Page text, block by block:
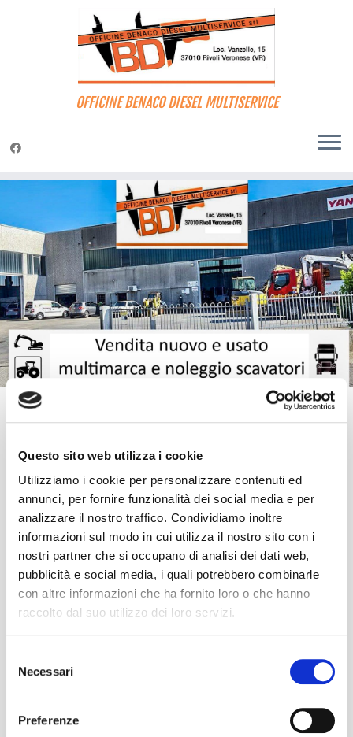
Questo sito web utilizza i cookie
Utilizziamo i cookie per personalizzare contenuti ed
annunci, per fornire funzionalità dei social media e per
analizzare il nostro traffico. Condividiamo inoltre
informazioni sul modo in cui utilizza il nostro sito con i
nostri partner che si occupano di analisi dei dati web,
pubblicità e social media, i quali potrebbero combinarle
con altre informazioni che ha fornito loro o che hanno
raccolto dal suo utilizzo dei loro servizi.
delNecessari
Preferenze
contenuto
OFFICINE BENACO DIESEL MULTISERVICE
Guardate l'elenco dei nostri servizi e i marchi trattati